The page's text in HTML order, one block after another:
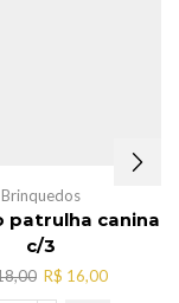
Brinquedos
patrulha canina
c/3
O
preço
R$ 16,00O